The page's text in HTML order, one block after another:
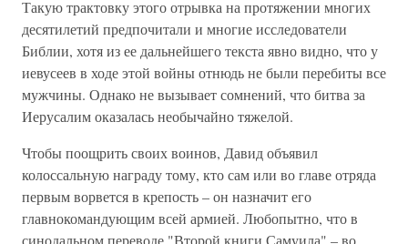
Такую трактовку этого отрывка на протяжении многих
десятилетий предпочитали и многие исследователи
Библии, хотя из ее дальнейшего текста явно видно, что у
иевусеев в ходе этой войны отнюдь не были перебиты все
мужчины. Однако не вызывает сомнений, что битва за
Иерусалим оказалась необычайно тяжелой.
Чтобы поощрить своих воинов, Давид объявил
колоссальную награду тому, кто сам или во главе отряда
первым ворвется в крепость – он назначит его
главнокомандующим всей армией. Любопытно, что в
синодальном переводе "Второй книги Самуила" – во